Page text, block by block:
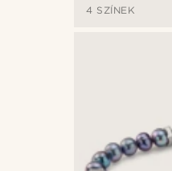
4 SZÍNEK